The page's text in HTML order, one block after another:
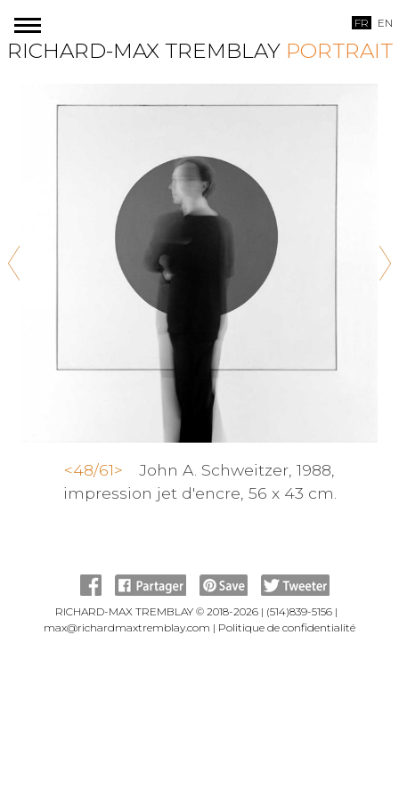
to
content
RICHARD-MAX TREMBLAY PORTRAIT
FR EN
<48/61>
John A. Schweitzer, 1988,
impression jet d'encre, 56 x 43 cm.
RICHARD-MAX TREMBLAY © 2018-2026 | (514)839-5156 |
max@richardmaxtremblay.com | Politique de confidentialité